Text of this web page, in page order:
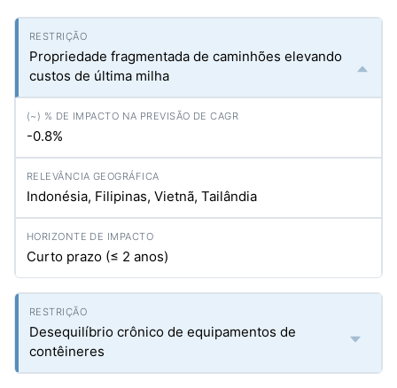
Propriedade fragmentada de caminhões elevando
custos de última milha
-0.8%
Indonésia, Filipinas, Vietnã, Tailândia
Curto prazo (≤ 2 anos)
Desequilíbrio crônico de equipamentos de
contêineres